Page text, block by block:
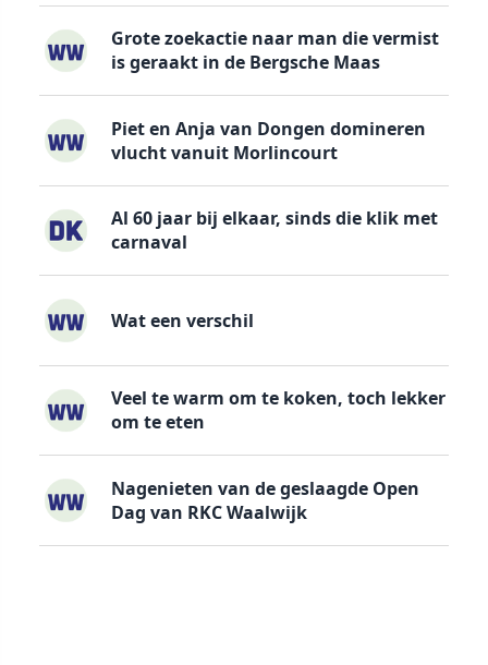
Grote zoekactie naar man die vermist
is geraakt in de Bergsche Maas
Piet en Anja van Dongen domineren
vlucht vanuit Morlincourt
Al 60 jaar bij elkaar, sinds die klik met
carnaval
Wat een verschil
Veel te warm om te koken, toch lekker
om te eten
Nagenieten van de geslaagde Open
Dag van RKC Waalwijk